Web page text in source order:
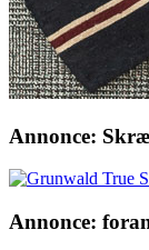
Annonce:
Annonce: